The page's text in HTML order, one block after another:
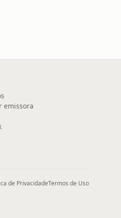
emissora
de PrivacidadeTermos de Uso